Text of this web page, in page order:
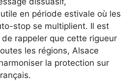
en période estivale où les
stop se multiplient. Il est
rappeler que cette rigueur
les régions, Alsace
la protection sur